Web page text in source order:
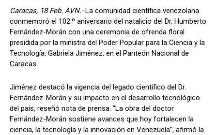
Caracas, 18 Feb. AVN.-La comunidad científica venezolana
conmemoró el 102.º aniversario del natalicio del Dr. Humberto
Fernández-Morán con una ceremonia de ofrenda floral
presidida por la ministra del Poder Popular para la Ciencia y la
Tecnología, Gabriela Jiménez, en el Panteón Nacional de
Caracas.
Jiménez destacó la vigencia del legado científico del Dr.
Fernández-Morán y su impacto en el desarrollo tecnológico
del país, reseñó nota de prensa. “La obra del doctor
Fernández-Morán sostiene avances que hoy fortalecen la
ciencia, la tecnología y la innovación en Venezuela”, afirmó la